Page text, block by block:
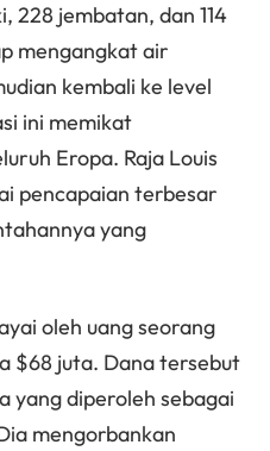
228 jembatan, dan 114
mengangkat air
kembali ke level
ini memikat
Eropa. Raja Louis
pencapaian terbesar
yang
oleh uang seorang
$68 juta. Dana tersebut
yang diperoleh sebagai
mengorbankan